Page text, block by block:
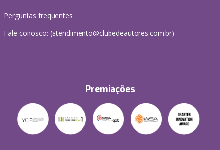
Perguntas frequentes
Fale conosco: (atendimento@clubedeautores.com.br)
Premiações